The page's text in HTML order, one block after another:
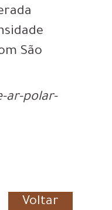
São
ar-polar-
Voltar